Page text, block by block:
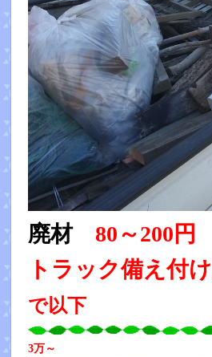
廃材80～200円
トラック備え付け
で以下
3万～